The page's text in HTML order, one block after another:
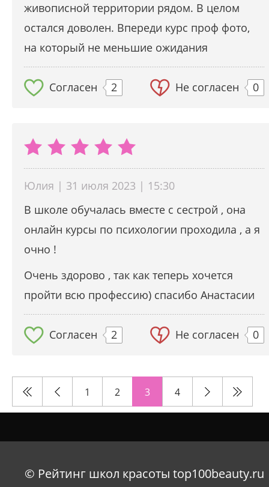
живописной территории рядом. В целом
остался доволен. Впереди курс проф фото,
на который не меньшие ожидания
Согласен 2 Не согласен 0
Юлия | 31 июля 2023 | 15:30
В школе обучалась вместе с сестрой , она
онлайн курсы по психологии проходила , а я
очно !
Очень здорово , так как теперь хочется
пройти всю профессию) спасибо Анастасии
Согласен 2 Не согласен 0
1 2 3 4
© Рейтинг школ красоты top100beauty.ru